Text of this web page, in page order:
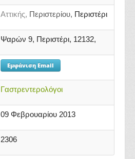
Αττικής, Περιστερίου, Περιστέρι
Ψαρών 9, Περιστέρι, 12132,
Εμφάνιση Email
Γαστρεντερολόγοι
09 Φεβρουαρίου 2013
2306